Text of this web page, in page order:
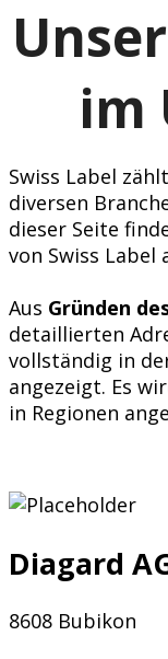
im
Swiss Label
diversen
dieser Seite
von Swiss Label
Aus Gründen
detaillierten
vollständig in
angezeigt. Es
in Regionen
Diagard
8608 Bubikon